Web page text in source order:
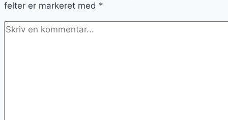
felter er markeret med *